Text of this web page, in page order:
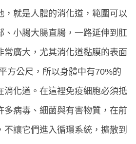
，就是人體的消化道，範圍可以
、小腸大腸直腸，一路延伸到肛
常廣大，尤其消化道黏膜的表面
方公尺，所以身體中有70%的
消化道。在這裡免疫細胞必須抵
多病毒、細菌與有害物質，在前
不讓它們進入循環系統，擴散到